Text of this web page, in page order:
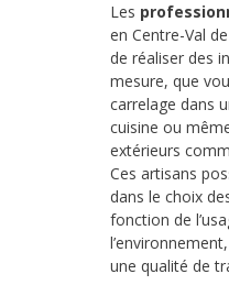
Les
en Centre-Val
de réaliser des
mesure, que
carrelage dans
cuisine ou
extérieurs
Ces artisans
dans le choix
fonction de
une qualité de